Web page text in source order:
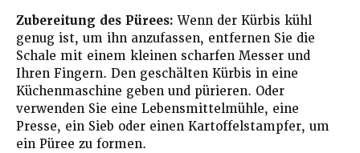
Zubereitung des Pürees: Wenn der Kürbis kühl
genug ist, um ihn anzufassen, entfernen Sie die
Schale mit einem kleinen scharfen Messer und
Ihren Fingern. Den geschälten Kürbis in eine
Küchenmaschine geben und pürieren. Oder
verwenden Sie eine Lebensmittelmühle, eine
Presse, ein Sieb oder einen Kartoffelstampfer, um
ein Püree zu formen.